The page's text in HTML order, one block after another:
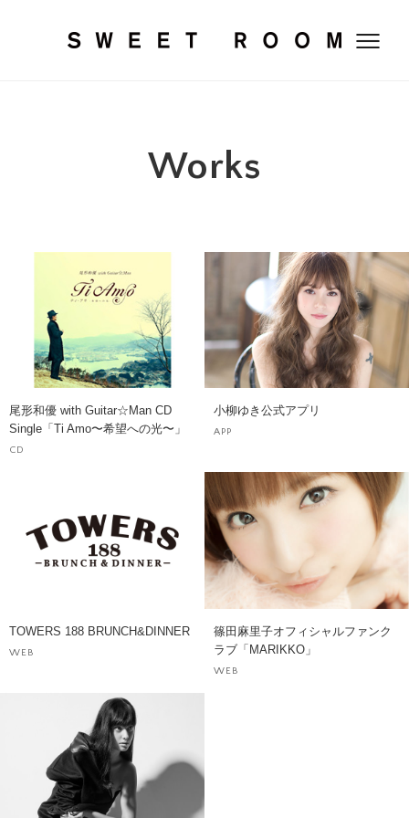
Works
尾形和優 with Guitar☆Man CD
Single「Ti Amo〜希望への光〜」
CD
小柳ゆき公式アプリ
APP
TOWERS 188 BRUNCH&DINNER
WEB
篠田麻里子オフィシャルファンク
ラブ「MARIKKO」
WEB